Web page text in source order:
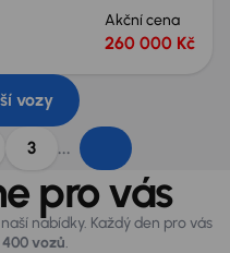
Akční cena
260 000 Kč
vozy
3 ...
pro vás
nabídky. Každý den pro vás
vozů.